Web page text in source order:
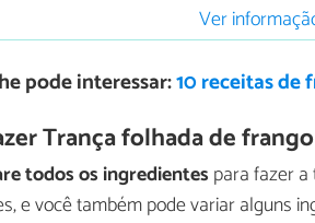
Ver
pode interessar:10 receitas de
Trança folhada de
todos os ingredientes para fazer
e você também pode variar alguns